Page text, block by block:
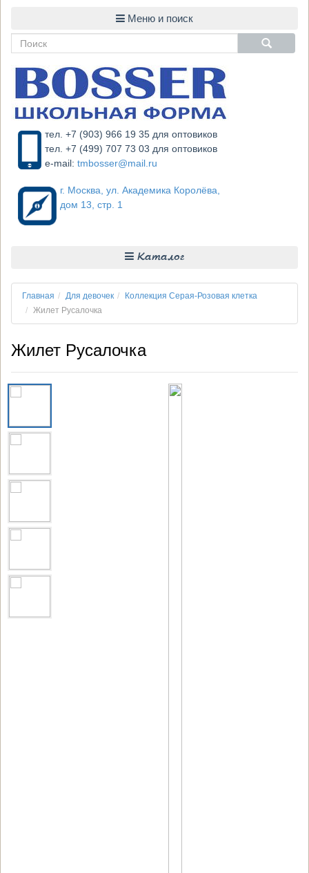
тел. +7 (903) 966 19 35 для оптовиков
тел. +7 (499) 707 73 03 для оптовиков
e-mail: tmbosser@mail.ru
г. Москва, ул. Академика Королёва,
дом 13, стр. 1
Каталог
Главная Для девочек
Коллекция Серая-Розовая клетка
Жилет Русалочка
Жилет Русалочка